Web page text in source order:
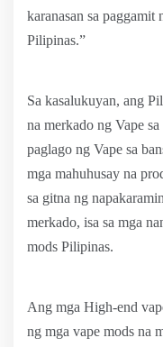
karanasan sa paggamit
Pilipinas.”
Sa kasalukuyan, ang
na merkado ng Vape
paglago ng Vape sa
mga mahuhusay na
sa gitna ng
merkado, isa sa mga
mods Pilipinas.
Ang mga High-end
ng mga vape mods na